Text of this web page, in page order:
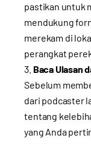
pastikan untuk
mendukung
merekam di
perangkat
Baca Ulasan
Sebelum
dari podcaster
tentang
yang Anda